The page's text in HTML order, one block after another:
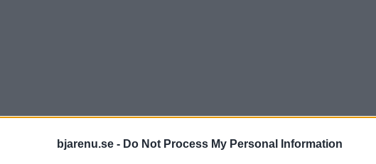
bjarenu.se - Do Not Process My Personal Information